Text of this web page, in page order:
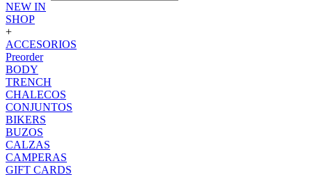
NEW IN
SHOP
+
ACCESORIOS
Preorder
BODY
TRENCH
CHALECOS
CONJUNTOS
BIKERS
BUZOS
CALZAS
CAMPERAS
GIFT CARDS